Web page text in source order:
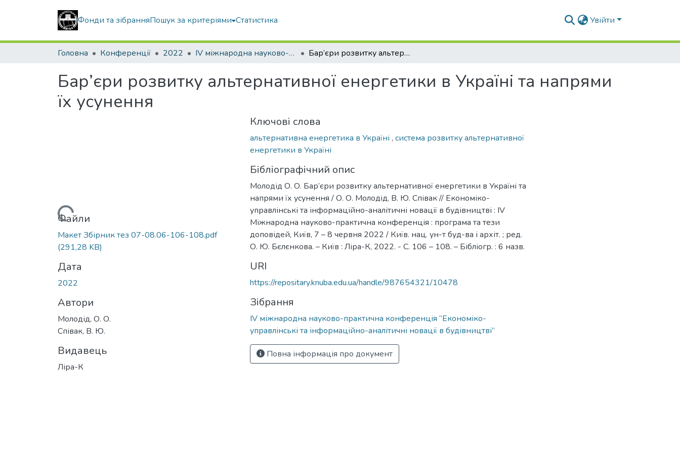
Фонди та зібранняПошук за критеріями Статистика Увійти
Головна Конференції 2022 IV міжнародна науково-практична конференція “Економіко-управлінські та інформаційно-аналітичні новації в будівництві” Бар’єри розвитку альтернативної енергетики в Україні та напрями їх усунення
Бар’єри розвитку альтернативної енергетики в Україні та напрями
їх усунення
Вантажиться...
Файли
Макет Збірник тез 07-08.06-106-108.pdf
(291,28 KB)
Дата
2022
Автори
Молодід, О. О.
Співак, В. Ю.
Видавець
Ліра-К
Ключові слова
альтернативна енергетика в Україні , система розвитку альтернативної
енергетики в Україні
Бібліографічний опис
Молодід О. О. Бар’єри розвитку альтернативної енергетики в Україні та
напрями їх усунення / О. О. Молодід, В. Ю. Співак // Економіко-
управлінські та інформаційно-аналітичні новації в будівництві : IV
Міжнародна науково-практична конференція : програма та тези
доповідей, Київ, 7 – 8 червня 2022 / Київ. нац. ун-т буд-ва і архіт. ; ред.
О. Ю. Бєлєнкова. – Київ : Ліра-К, 2022. - С. 106 – 108. – Бібліогр. : 6 назв.
URI
https://repositary.knuba.edu.ua/handle/987654321/10478
Зібрання
IV міжнародна науково-практична конференція “Економіко-
управлінські та інформаційно-аналітичні новації в будівництві”
Повна інформація про документ